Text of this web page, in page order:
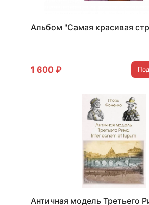
Альбом "Самая красивая
1 600 ₽
Античная модель Третьего